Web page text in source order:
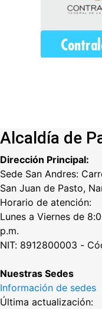
Alcaldía de
Dirección Principal:
Sede San Andres:
San Juan de Pasto,
Horario de atención:
Lunes a Viernes de
p.m.
NIT: 8912800003 -
Nuestras Sedes
Información de sedes
Última actualización: